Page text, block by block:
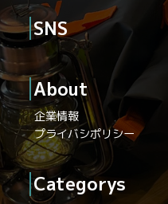
SNS
About
企業情報
プライバシポリシー
Categorys